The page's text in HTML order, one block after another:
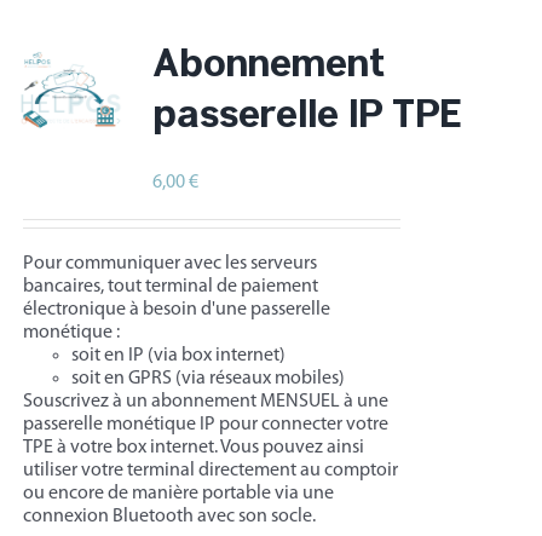
Abonnement
passerelle IP TPE
6,00€
Pour communiquer avec les serveurs
bancaires, tout terminal de paiement
électronique à besoin d'une passerelle
monétique :
soit en IP (via box internet)
soit en GPRS (via réseaux mobiles)
Souscrivez à un abonnement MENSUEL à une
passerelle monétique IP pour connecter votre
TPE à votre box internet. Vous pouvez ainsi
utiliser votre terminal directement au comptoir
ou encore de manière portable via une
connexion Bluetooth avec son socle.